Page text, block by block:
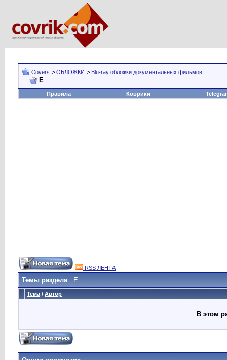
Covers > ОБЛОЖКИ > Blu-ray обложки документальных фильмов
Е
Правила Коврики
RSS ЛЕНТА
Темы раздела: Е
Тема / Автор
В этом